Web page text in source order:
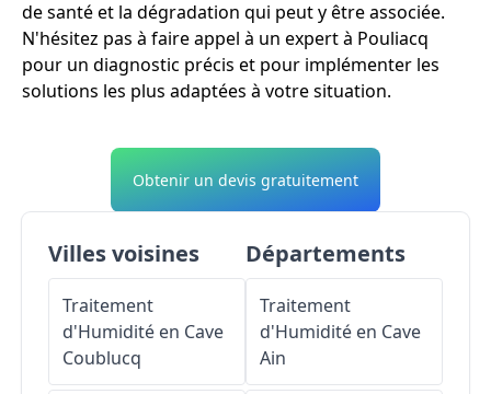
de santé et la dégradation qui peut y être associée.
N'hésitez pas à faire appel à un expert à Pouliacq
pour un diagnostic précis et pour implémenter les
solutions les plus adaptées à votre situation.
Obtenir un devis gratuitement
Villes voisines
Traitement
d'Humidité en Cave
Coublucq
Départements
Traitement
d'Humidité en Cave
Ain